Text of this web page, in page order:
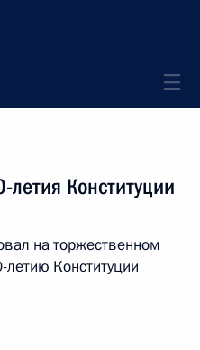
Конституции
на торжественном
Конституции